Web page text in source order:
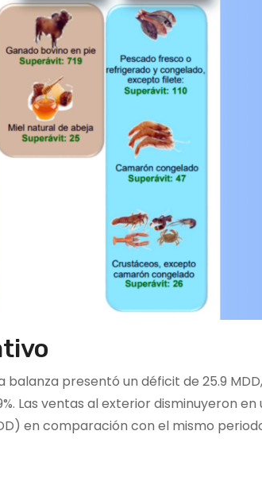
presentó un déficit de 25.9 MDD,
Las ventas al exterior disminuyeron en
en comparación con el mismo